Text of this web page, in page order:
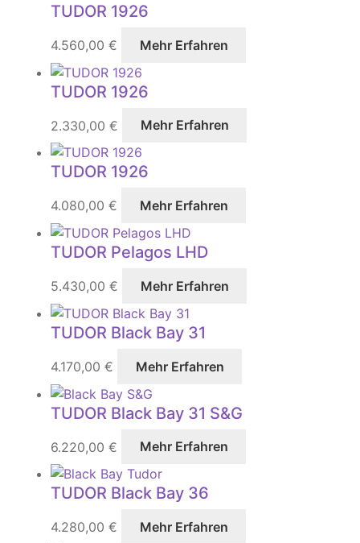
TUDOR 1926
4.560,00 € Mehr Erfahren
TUDOR 1926
2.330,00 € Mehr Erfahren
TUDOR 1926
4.080,00 € Mehr Erfahren
TUDOR Pelagos LHD
5.430,00 € Mehr Erfahren
TUDOR Black Bay 31
4.170,00 € Mehr Erfahren
TUDOR Black Bay 31 S&G
6.220,00 € Mehr Erfahren
TUDOR Black Bay 36
4.280,00 € Mehr Erfahren